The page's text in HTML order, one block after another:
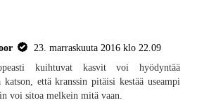
23. marraskuuta 2016 klo 22.09
kuihtuvat kasvit voi hyödyntää
että kranssin pitäisi kestää useampi
voi sitoa melkein mitä vaan.